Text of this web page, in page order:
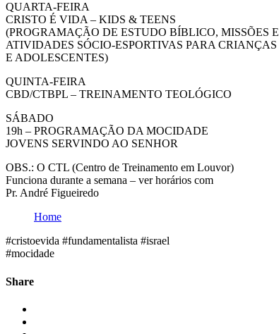
QUARTA-FEIRA
CRISTO É VIDA – KIDS & TEENS
(PROGRAMAÇÃO DE ESTUDO BÍBLICO, MISSÕES E
ATIVIDADES SÓCIO-ESPORTIVAS PARA CRIANÇAS
E ADOLESCENTES)
QUINTA-FEIRA
CBD/CTBPL – TREINAMENTO TEOLÓGICO
SÁBADO
19h – PROGRAMAÇÃO DA MOCIDADE
JOVENS SERVINDO AO SENHOR
OBS.: O CTL (Centro de Treinamento em Louvor)
Funciona durante a semana – ver horários com
Pr. André Figueiredo
Home
#cristoevida #fundamentalista #israel
#mocidade
Share